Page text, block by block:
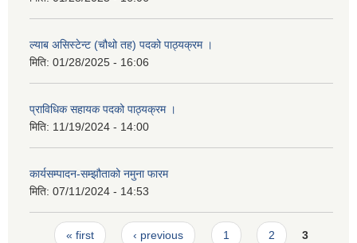
ल्याब असिस्टेन्ट (चौथो तह) पदको पाठ्यक्रम ।
मिति: 01/28/2025 - 16:06
प्राविधिक सहायक पदको पाठ्यक्रम ।
मिति: 11/19/2024 - 14:00
कार्यसम्पादन-सम्झौताको नमुना फारम
मिति: 07/11/2024 - 14:53
Pages
« first ‹ previous 1 2 3